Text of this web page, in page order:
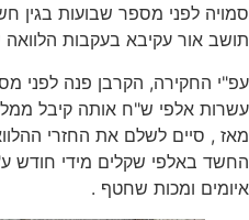
לפני מספר שבועות בגין חשד
עקיבא בעקבות הלוואה
הקרבן פנה לפני מספר
אלפי ש"ח אותה קיבל ממלווים
לשלם את החזרי ההלוואה
שקלים מידי חודש ע"י
ומכות שחטף .